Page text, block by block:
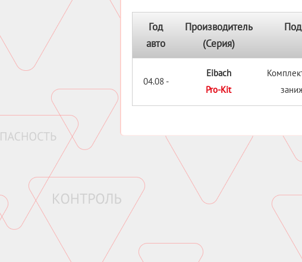
Год
авто
Производитель
(Серия)
04.08 -
Eibach
Pro-Kit